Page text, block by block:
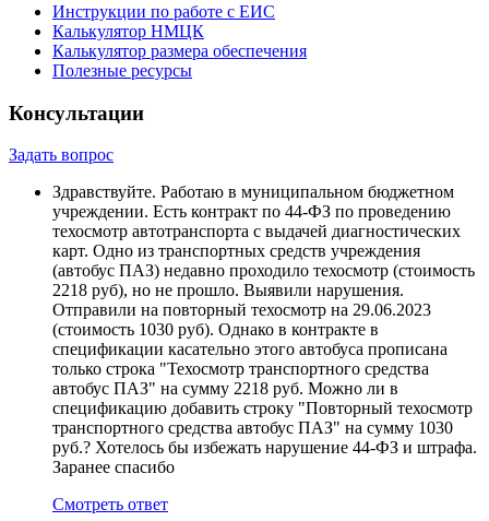
Инструкции по работе с ЕИС
Калькулятор НМЦК
Калькулятор размера обеспечения
Полезные ресурсы
Консультации
Задать вопрос
Здравствуйте. Работаю в муниципальном бюджетном
учреждении. Есть контракт по 44-ФЗ по проведению
техосмотр автотранспорта с выдачей диагностических
карт. Одно из транспортных средств учреждения
(автобус ПАЗ) недавно проходило техосмотр (стоимость
2218 руб), но не прошло. Выявили нарушения.
Отправили на повторный техосмотр на 29.06.2023
(стоимость 1030 руб). Однако в контракте в
спецификации касательно этого автобуса прописана
только строка "Техосмотр транспортного средства
автобус ПАЗ" на сумму 2218 руб. Можно ли в
спецификацию добавить строку "Повторный техосмотр
транспортного средства автобус ПАЗ" на сумму 1030
руб.? Хотелось бы избежать нарушение 44-ФЗ и штрафа.
Заранее спасибо
Смотреть ответ